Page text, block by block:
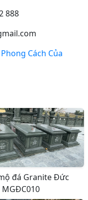
888
Cách Của
đá Granite Đức
MGĐC010